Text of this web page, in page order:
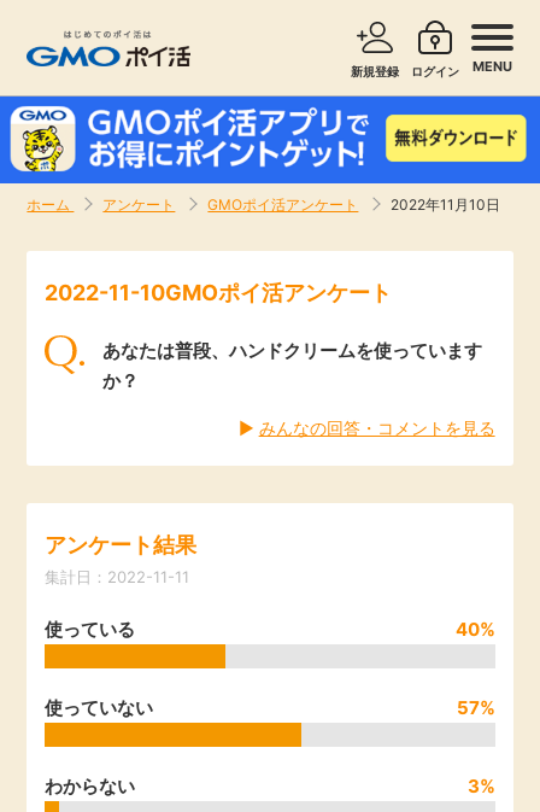
新規登録 ログイン MENU
ホーム アンケート GMOポイ活アンケート 2022年11月10日
新着
高還元
アンケート
ゲーム
サービスで探す ショッピングで探す
旅行・レンタカー
エンタメ
暮らし
引っ越し
買取・査定
学び
2022-11-10GMOポイ活アンケート
あなたは普段、ハンドクリームを使っています
か？
▶︎ みんなの回答・コメントを見る
アンケート結果
集計日：2022-11-11
使っている 40%
使っていない 57%
わからない 3%